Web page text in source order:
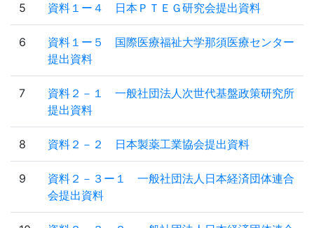
5 資料１ー４ 日本ＰＴＥＧ研究会提出資料
6
資料１ー５ 国際医療福祉大学那須医療センター
提出資料
7
資料２－１ 一般社団法人次世代基盤政策研究所
提出資料
8 資料２－２ 日本製薬工業協会提出資料
9
資料２－３ー１ 一般社団法人日本経済団体連合
会提出資料